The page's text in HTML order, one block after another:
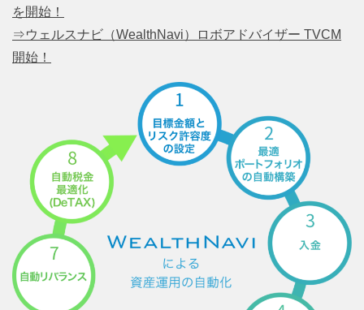
を開始！
⇒ウェルスナビ（WealthNavi）ロボアドバイザー TVCM
開始！